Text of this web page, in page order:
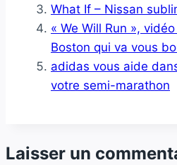
What If – Nissan
« We Will Run »,
Boston qui va vous
adidas vous aide
votre semi-marathon
Laisser un